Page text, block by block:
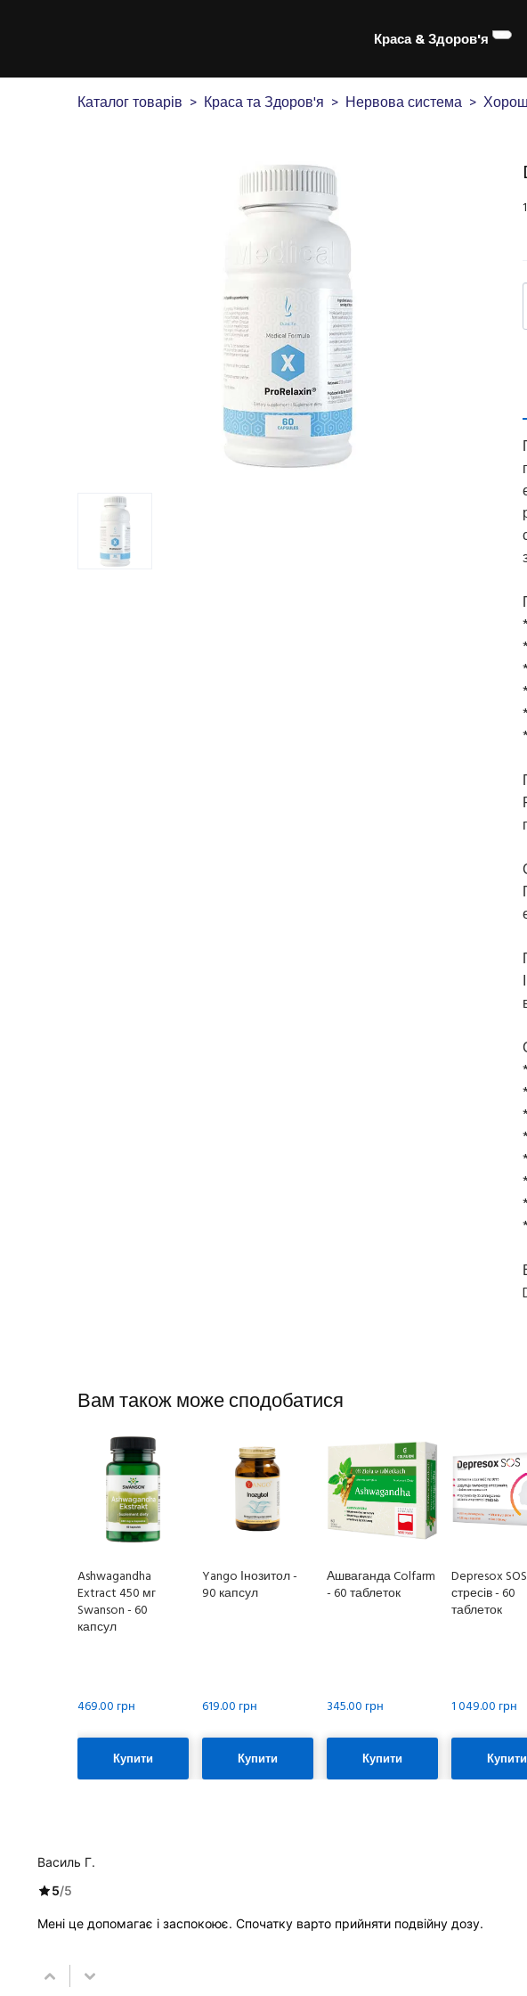
Краса & Здоров'я
Каталог товарів Краса та Здоров'я Нервова система
Вам також може сподобатися
Ashwagandha
Extract 450 мг
Swanson - 60
капсул
469.00 грн
Купити
Yango Інозитол -
90 капсул
619.00 грн
Купити
Ашваганда Colfarm
- 60 таблеток
345.00 грн
Купити
Depresox
стресів - 60
таблеток
1 049.00 грн
Купити
Василь Г.
5/5
Мені це допомагає і заспокоює. Спочатку варто прийняти подвійну дозу.